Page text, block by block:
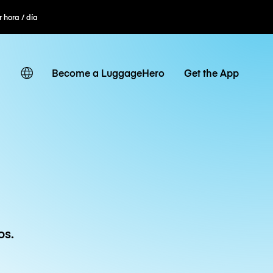
hora / día
Become a LuggageHero Get the App